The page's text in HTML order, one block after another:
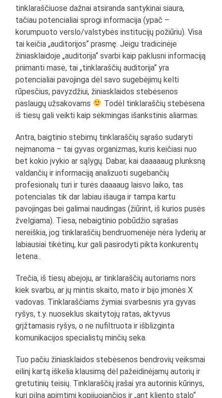
tinklaraščiuose dažnai atsiranda santykinai siaura,
tačiau potencialiai sprogi informacija (ypač –
korumpuoto verslo/valstybės institucijų požiūriu). Visa
tai keičia „auditorijos“ prasmę. Jeigu tradicinėje
žiniasklaidoje „auditorija“ svarbi kaip paklusni informaciją
priimanti masė, tai „tinklaraščių auditorija“ yra
potencialiai pavojinga dėl savo sugebėjimų kelti
rūpesčius, pavyzdžiui, žiniasklaidos stebėsenos
paslaugų užsakovams
Todėl tinklaraščių stebėsena
iš tiesų gali veikti kaip sėkmingas išankstinis aliarmas.
Antra, baigtinio stebimų tinklaraščių sąrašo sudaryti
neįmanoma – tai gyvas organizmas, kuris keičiasi nuo
bet kokio įvykio ar sąlygų. Dabar, kai daaaaaug plunksną
valdančių ir informaciją analizuoti sugebančių
profesionalų turi ir turės daaaaug laisvo laiko, tas
potencialas tik dar labiau išauga ir tampa kartu
pavojingas bei galimai naudingas (žiūrint, iš kurios pusės
žvelgiama). Tiesa, nebaigtinio pobūdžio sąrašas
nereiškia, jog tinklaraščių bendruomenėje nėra lyderių ar
labiausiai tikėtinų, kur gali pasirodyti pikta konkurentų
letena..
Trečia, iš tiesų abejoju, ar tinklaraščių autoriams nors
kiek svarbu, ar jų mintis skaito, mato ir bijo įmonės X
vadovas. Tinklaraščiams žymiai svarbesnis yra gyvas
ryšys, t.y. nuoseklus skaitytojų ratas, aktyvus
grįžtamasis ryšys, o ne nufiltruota ir išblizginta
komunikacijos specialistų minčių seka.
Tuo pačiu žiniasklaidos stebėsenos bendrovių veiksmai
eilinį kartą iškelia klausimą dėl pažeidinėjamų autorių ir
gretutinių teisių. Tinklaraščių įrašai yra autorinis kūrinys,
kurį pilna apimtimi kopijuojančios ir „ant kliento stalo“